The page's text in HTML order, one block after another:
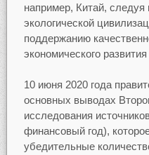
например, Китай, следуя
экологической
поддержанию
экономического
10 июня 2020 года
основных выводах
исследования
финансовый год),
убедительные